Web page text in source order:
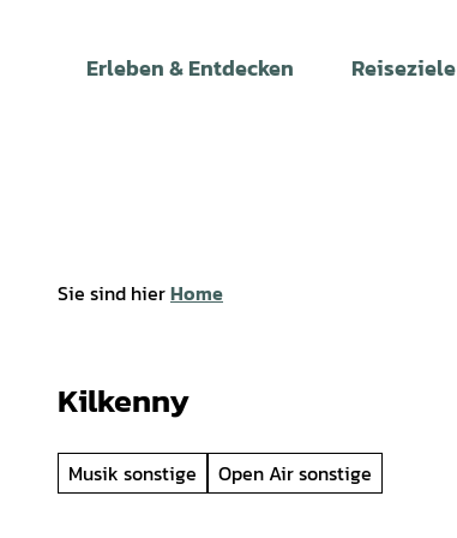
Erleben & Entdecken Reiseziele
Sie sind hierHome
Kilkenny
Musik sonstige Open Air sonstige